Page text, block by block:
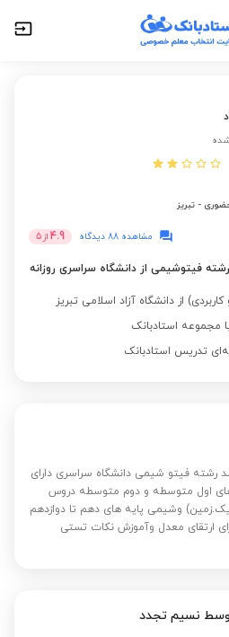
شده
- تبریز
مشاهده 88 دیدگاه 4.9 از 5
فیتوشیمی از دانشگاه سراسری روزانه
از دانشگاه آزاد اسلامی تبریز
مجموعه استادبانک
تدریس استادبانک
رشته فیتو شیمی دانشگاه سراسری دارای
اول متوسطه و دوم متوسطه دروس
وشیمی پایه های دهم تا دوازدهم
ارتقای معدل وآموزش نکات تستی
نسیم تجدد